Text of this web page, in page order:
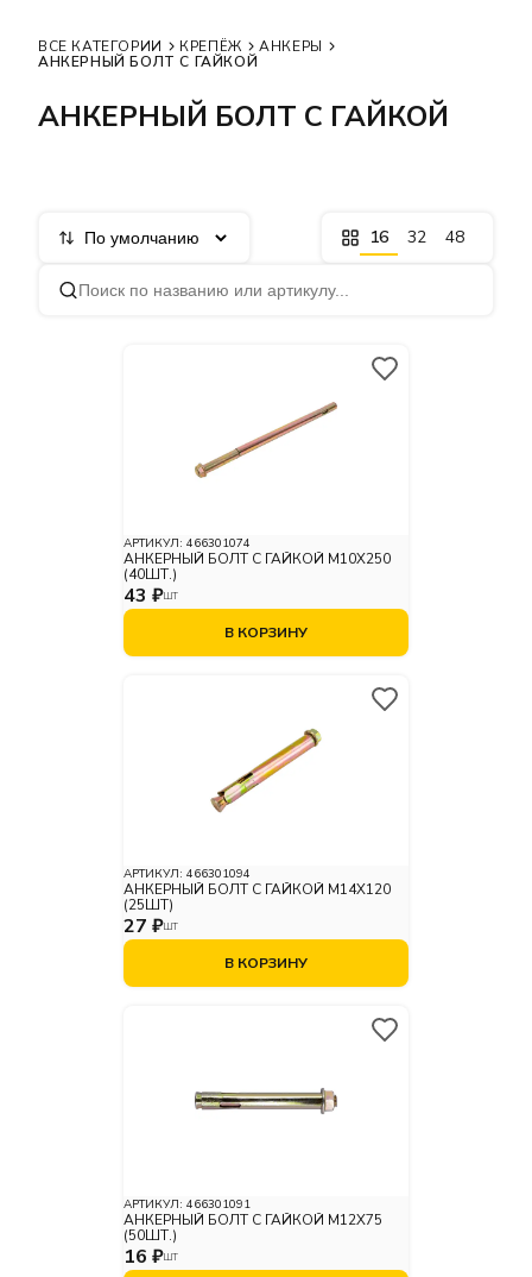
ВСЕ КАТЕГОРИИ КРЕПЁЖ
АНКЕРЫ
АНКЕРНЫЙ БОЛТ С ГАЙКОЙ
АНКЕРНЫЙ БОЛТ С ГАЙКОЙ
16 32 48
АРТИКУЛ: 466301074
АНКЕРНЫЙ БОЛТ С ГАЙКОЙ М10X250
(40ШТ.)
43 ₽ШТ
В КОРЗИНУ
АРТИКУЛ: 466301094
АНКЕРНЫЙ БОЛТ С ГАЙКОЙ М14X120
(25ШТ)
27 ₽ШТ
В КОРЗИНУ
АРТИКУЛ: 466301091
АНКЕРНЫЙ БОЛТ С ГАЙКОЙ М12X75
(50ШТ.)
16 ₽ШТ